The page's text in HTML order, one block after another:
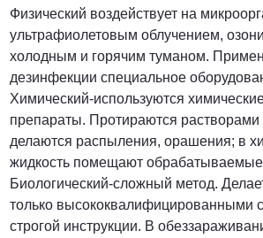
Физический воздействует на
ультрафиолетовым облучением,
холодным и горячим туманом.
дезинфекции специальное
Химический-используются
препараты. Протираются растворами
делаются распыления, орашения; в
жидкость помещают
Биологический-сложный метод.
только высококвалифицированными
строгой инструкции. В